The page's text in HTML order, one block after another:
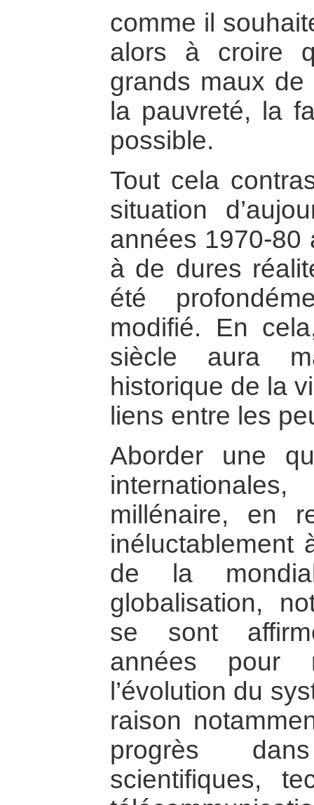
comme il
alors à croire
grands maux de
la pauvreté, la
possible.
Tout cela
situation
années 1970-80
à de dures
été
modifié. En
siècle aura
historique de la
liens entre les
Aborder une
millénaire, en
inéluctablement
de la
globalisation,
se sont
années pour
l’évolution du
raison
progrès
scientifiques,